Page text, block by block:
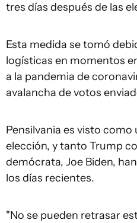
tres días después de las
Esta medida se tomó
logísticas en momentos
a la pandemia de
avalancha de votos
Pensilvania es visto como
elección, y tanto Trump
demócrata, Joe Biden,
los días recientes.
"No se pueden retrasar